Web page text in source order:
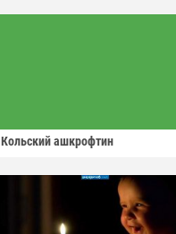
Кольский ашкрофтин